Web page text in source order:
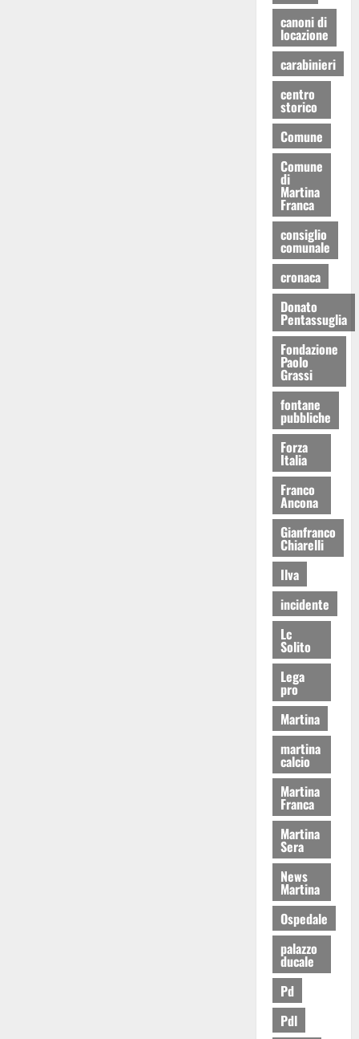
canoni di
locazione
carabinieri
centro
storico
Comune
Comune
di
Martina
Franca
consiglio
comunale
cronaca
Donato
Pentassuglia
Fondazione
Paolo
Grassi
fontane
pubbliche
Forza
Italia
Franco
Ancona
Gianfranco
Chiarelli
Ilva
incidente
Lc
Solito
Lega
pro
Martina
martina
calcio
Martina
Franca
Martina
Sera
News
Martina
Ospedale
palazzo
ducale
Pd
Pdl